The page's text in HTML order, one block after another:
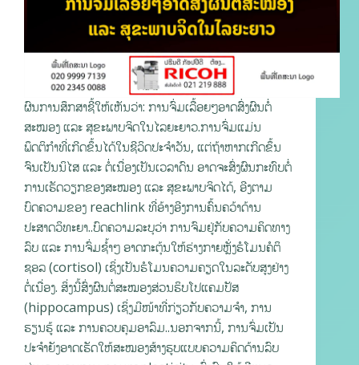
ຜົນການສຶກສາຊີ້ໃຫ້ເຫັນວ່າ: ການຈົ່ມເລື້ອຍໆອາດສົ່ງຜົນຕໍ່
ສະໝອງ ແລະ ສຸຂະພາບຈິດໃນໄລຍະຍາວ.ການຈົ່ມແມ່ນ
ພຶດຕິກຳທີ່ເກີດຂຶ້ນໄດ້ໃນຊີວິດປະຈຳວັນ, ແຕ່ຖ້າຫາກເກີດຂຶ້ນ
ຈົນເປັນນິໄສ ແລະ ຕໍ່ເນື່ອງເປັນເວລາດົນ ອາດຈະສົ່ງຜົນກະທົບຕໍ່
ການເຮັດວຽກຂອງສະໝອງ ແລະ ສຸຂະພາບຈິດໄດ້, ອີງຕາມ
ບົດຄວາມຂອງ reachlink ທີ່ອ້າງອີງການຄົ້ນຄວ້າດ້ານ
ປະສາດວິທະຍາ..ບົດຄວາມລະບຸວ່າ ການຈົມຢູ່ກັບຄວາມຄິດທາງ
ລົບ ແລະ ການຈົ່ມຊ້ຳໆ ອາດກະຕຸ້ນໃຫ້ຮ່າງກາຍຫຼັ່ງຮໍໂມນຄໍຕິ
ຊອລ (cortisol) ເຊິ່ງເປັນຮໍໂມນຄວາມຄຽດໃນລະດັບສູງຢ່າງ
ຕໍ່ເນື່ອງ. ສິ່ງນີ້ສົ່ງຜົນຕໍ່ສະໝອງສ່ວນຮິບໂປແຄມປັສ
(hippocampus) ເຊິ່ງມີໜ້າທີ່ກ່ຽວກັບຄວາມຈຳ, ການ
ຮຽນຮູ້ ແລະ ການຄວບຄຸມອາລົມ..ນອກຈາກນີ້, ການຈົ່ມເປັນ
ປະຈຳຍັງອາດເຮັດໃຫ້ສະໝອງສ້າງຮູບແບບຄວາມຄິດດ້ານລົບ